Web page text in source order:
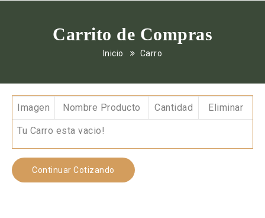
Carrito de Compras
Inicio Carro
Imagen Nombre Producto Cantidad Eliminar
Tu Carro esta vacio!
Continuar Cotizando